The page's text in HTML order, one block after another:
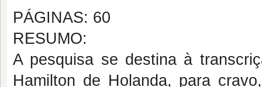
PÁGINAS: 60
RESUMO:
A pesquisa se destina à
Hamilton de Holanda, para